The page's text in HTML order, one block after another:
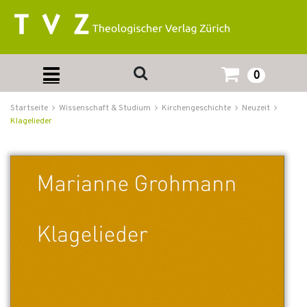
0
Startseite Wissenschaft & Studium Kirchengeschichte
Neuzeit
Klagelieder